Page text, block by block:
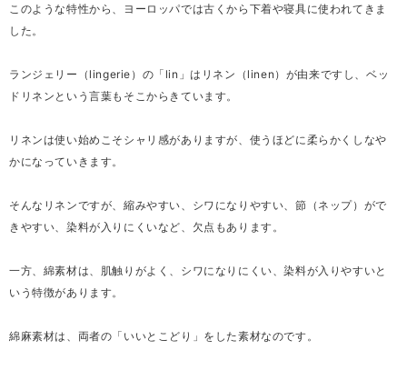
このような特性から、ヨーロッパでは古くから下着や寝具に使われてきま
した。
ランジェリー（lingerie）の「lin」はリネン（linen）が由来ですし、ベッ
ドリネンという言葉もそこからきています。
リネンは使い始めこそシャリ感がありますが、使うほどに柔らかくしなや
かになっていきます。
そんなリネンですが、縮みやすい、シワになりやすい、節（ネップ）がで
きやすい、染料が入りにくいなど、欠点もあります。
一方、綿素材は、肌触りがよく、シワになりにくい、染料が入りやすいと
いう特徴があります。
綿麻素材は、両者の「いいとこどり」をした素材なのです。